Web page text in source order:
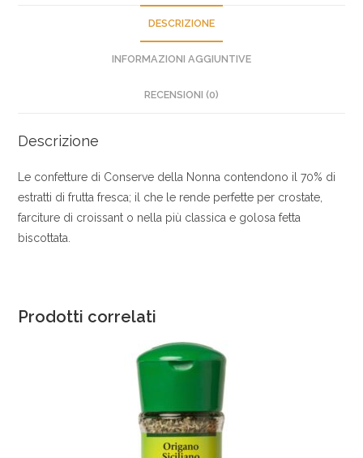
DESCRIZIONE
INFORMAZIONI AGGIUNTIVE
RECENSIONI (0)
Descrizione
Le confetture di Conserve della Nonna contendono il 70% di
estratti di frutta fresca; il che le rende perfette per crostate,
farciture di croissant o nella più classica e golosa fetta
biscottata.
Prodotti correlati